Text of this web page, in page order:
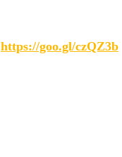
https://goo.gl/czQZ3b